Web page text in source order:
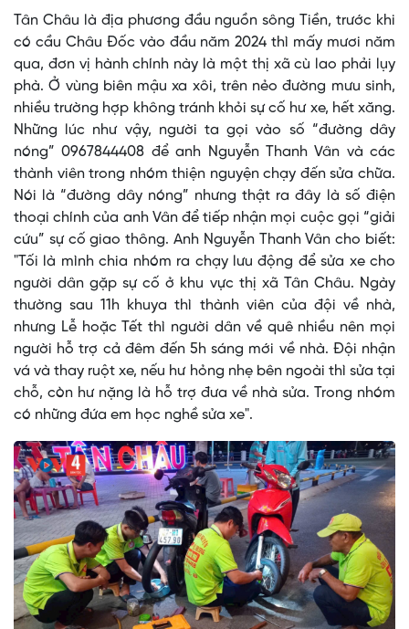
Tân Châu là địa phương đầu nguồn sông Tiền, trước khi
có cầu Châu Đốc vào đầu năm 2024 thì mấy mươi năm
qua, đơn vị hành chính này là một thị xã cù lao phải lụy
phà. Ở vùng biên mậu xa xôi, trên nẻo đường mưu sinh,
nhiều trường hợp không tránh khỏi sự cố hư xe, hết xăng.
Những lúc như vậy, người ta gọi vào số “đường dây
nóng” 0967844408 để anh Nguyễn Thanh Vân và các
thành viên trong nhóm thiện nguyện chạy đến sửa chữa.
Nói là “đường dây nóng” nhưng thật ra đây là số điện
thoại chính của anh Vân để tiếp nhận mọi cuộc gọi “giải
cứu” sự cố giao thông. Anh Nguyễn Thanh Vân cho biết:
"Tối là mình chia nhóm ra chạy lưu động để sửa xe cho
người dân gặp sự cố ở khu vực thị xã Tân Châu. Ngày
thường sau 11h khuya thì thành viên của đội về nhà,
nhưng Lễ hoặc Tết thì người dân về quê nhiều nên mọi
người hỗ trợ cả đêm đến 5h sáng mới về nhà. Đội nhận
vá và thay ruột xe, nếu hư hỏng nhẹ bên ngoài thì sửa tại
chỗ, còn hư nặng là hỗ trợ đưa về nhà sửa. Trong nhóm
có những đứa em học nghề sửa xe".